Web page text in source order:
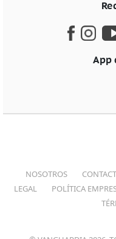
App
NOSOTROS
LEGAL
POLÍTICA